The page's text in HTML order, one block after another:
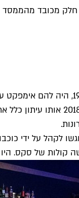
מכובד מהממסד
כשהמונולוגים יצאו
המונולוגים הגיעו רק
קולות של סקס.